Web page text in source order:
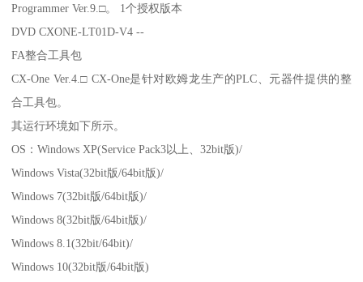
Programmer Ver.9.□。 1个授权版本
DVD CXONE-LT01D-V4 --
FA整合工具包
CX-One Ver.4.□ CX-One是针对欧姆龙生产的PLC、元器件提供的整
合工具包。
其运行环境如下所示。
OS：Windows XP(Service Pack3以上、32bit版)/
Windows Vista(32bit版/64bit版)/
Windows 7(32bit版/64bit版)/
Windows 8(32bit版/64bit版)/
Windows 8.1(32bit/64bit)/
Windows 10(32bit版/64bit版)